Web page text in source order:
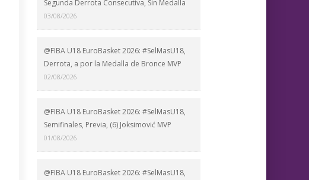
Segunda Derrota Consecutiva, Sin Medalla
03/08/2026
@FIBA U18 EuroBasket 2026: #SelMasU18,
Derrota, a por la Medalla de Bronce MVP
02/08/2026
@FIBA U18 EuroBasket 2026: #SelMasU18,
Semifinales, Previa, (6) Joksimović MVP
01/08/2026
@FIBA U18 EuroBasket 2026: #SelMasU18,